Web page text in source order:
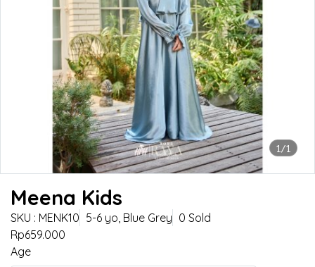
1/1
Meena Kids
SKU : MENK10 5-6 yo, Blue Grey 0 Sold
Rp659.000
Age